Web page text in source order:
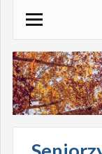
treści